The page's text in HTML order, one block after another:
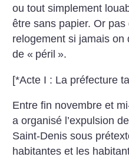
ou tout simplement
être sans papier. Or
relogement si jamais
de « péril ».
[*Acte I : La préfecture
Entre fin novembre et
a organisé l’expulsion
Saint-Denis sous
habitantes et les